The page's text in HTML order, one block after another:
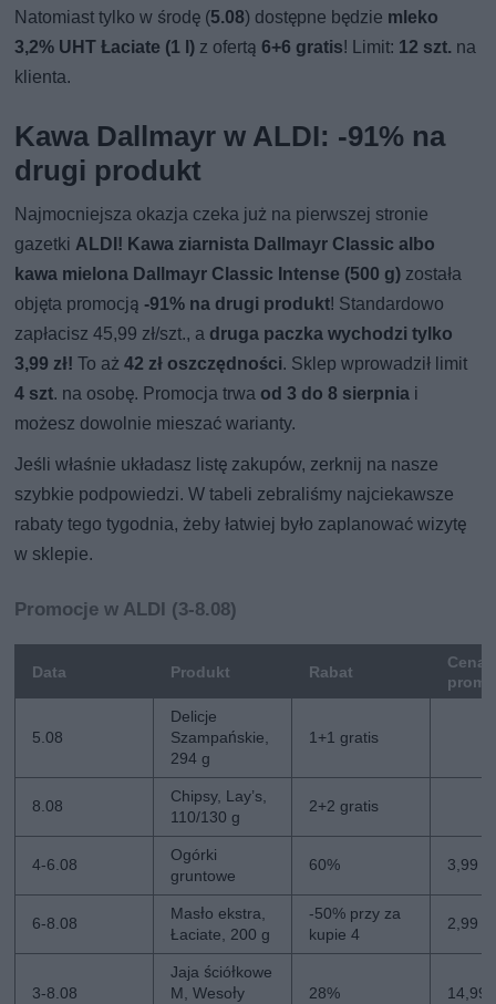
Natomiast tylko w środę (5.08) dostępne będzie mleko
3,2% UHT Łaciate (1 l) z ofertą6+6 gratis! Limit: 12 szt. na
klienta.
Kawa Dallmayr w ALDI: -91% na
drugi produkt
Najmocniejsza okazja czeka już na pierwszej stronie
gazetkiALDI! Kawa ziarnista Dallmayr Classic albo
kawa mielona Dallmayr Classic Intense (500 g) została
objęta promocją-91% na drugi produkt! Standardowo
zapłacisz 45,99 zł/szt., a druga paczka wychodzi tylko
3,99 zł! To aż42 zł oszczędności. Sklep wprowadził limit
4 szt. na osobę. Promocja trwa od 3 do 8 sierpnia i
możesz dowolnie mieszać warianty.
Jeśli właśnie układasz listę zakupów, zerknij na nasze
szybkie podpowiedzi. W tabeli zebraliśmy najciekawsze
rabaty tego tygodnia, żeby łatwiej było zaplanować wizytę
w sklepie.
Promocje w ALDI (3-8.08)
Data Produkt Rabat
Cena
5.08
Delicje
Szampańskie,
294 g
1+1 gratis
8.08
Chipsy, Lay’s,
110/130 g
2+2 gratis
4-6.08
Ogórki
gruntowe
60% 3,99
6-8.08
Masło ekstra,
Łaciate, 200 g
-50% przy za
kupie 4
2,99
3-8.08
Jaja ściółkowe
M, Wesoły
28% 14,99